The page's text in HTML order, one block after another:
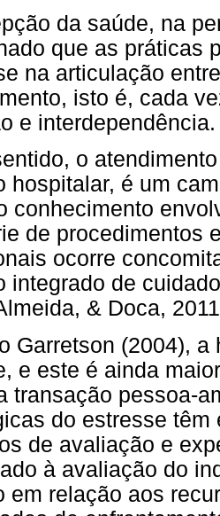
da saúde, na
que as práticas
na articulação
isto é, cada
e interdependência.
o
hospitalar, é um
conhecimento
de procedimentos
ocorre
integrado de
& Doca,
Garretson (2004),
e este é ainda
transação pessoa-
do estresse
de avaliação e
à avaliação do
em relação aos